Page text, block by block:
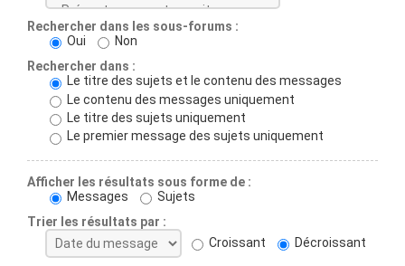
Rechercher dans les sous-forums :
Oui
Non
Rechercher dans :
Le titre des sujets et le contenu des messages
Le contenu des messages uniquement
Le titre des sujets uniquement
Le premier message des sujets uniquement
Afficher les résultats sous forme de :
Messages
Sujets
Trier les résultats par :
Croissant
Décroissant